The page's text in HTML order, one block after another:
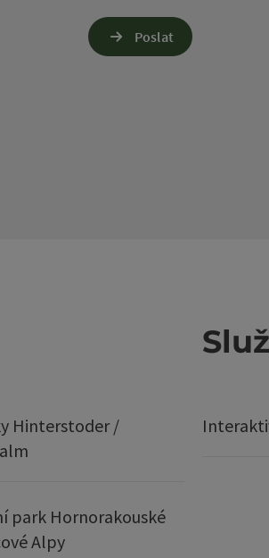
Poslat
Hinterstoder /
park Hornorakouské
Alpy